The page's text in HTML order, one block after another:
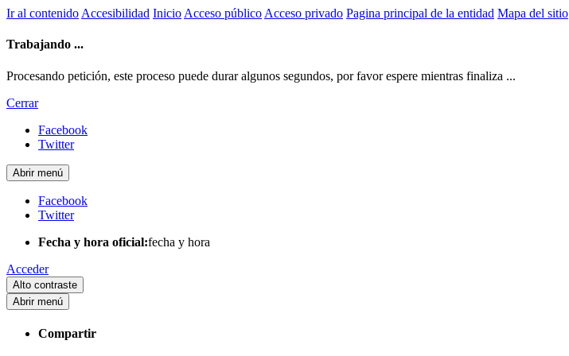
Ir al contenido Accesibilidad Inicio Acceso público Acceso privado Pagina principal de la entidad Mapa del sitio
Trabajando ...
Procesando petición, este proceso puede durar algunos segundos, por favor espere mientras finaliza ...
Cerrar
Facebook
Twitter
Abrir menú
Facebook
Twitter
Fecha y hora oficial:fecha y hora
Acceder
Alto contraste
Abrir menú
Compartir